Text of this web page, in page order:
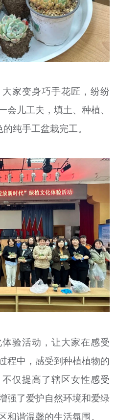
家变身巧手花匠，纷纷
儿工夫，填土、种植、
纯手工盆栽完工。
验活动，让大家在感受
程中，感受到种植植物的
仅提高了辖区女性感受
强了爱护自然环境和爱绿
谐温馨的生活氛围。